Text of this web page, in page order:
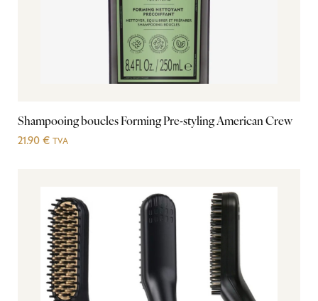
Shampooing boucles Forming Pre-styling American Crew
21.90 € TVA